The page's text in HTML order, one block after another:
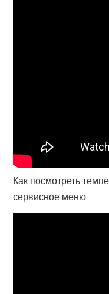
Как посмотреть
сервисное меню